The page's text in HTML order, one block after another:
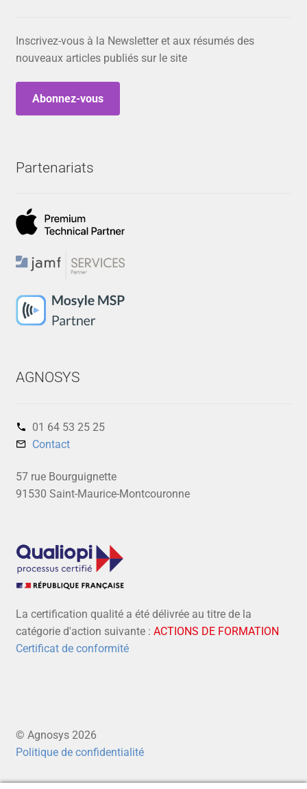
Inscrivez-vous à la Newsletter et aux résumés des
nouveaux articles publiés sur le site
Abonnez-vous
Partenariats
AGNOSYS
01 64 53 25 25‬
Contact
57 rue Bourguignette
91530 Saint-Maurice-Montcouronne
La certification qualité a été délivrée au titre de la
catégorie d'action suivante : ACTIONS DE FORMATION
Certificat de conformité
© Agnosys 2026
Politique de confidentialité